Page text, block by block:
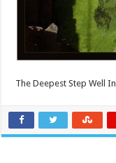
The Deepest Step Well